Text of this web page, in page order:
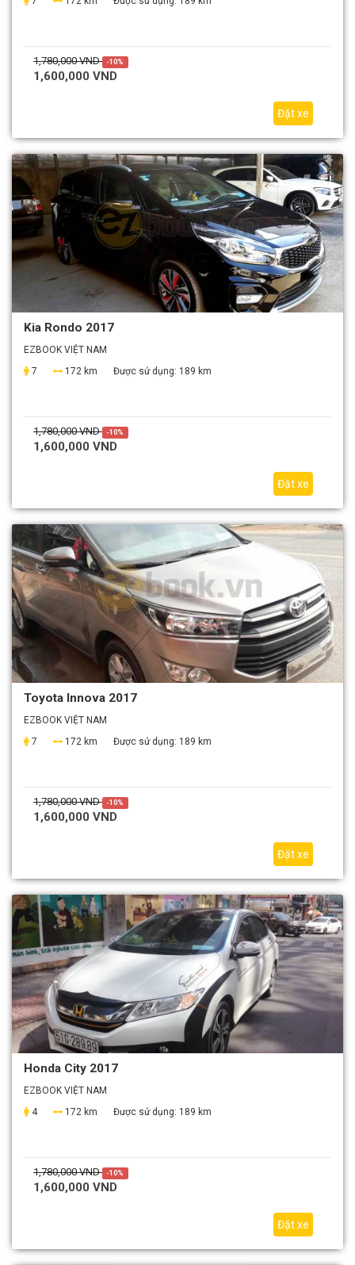
1,780,000 VND -10%
1,600,000 VND
Đặt xe
Kia Rondo 2017
EZBOOK VIỆT NAM
7
172 km Được sử dụng: 189 km
1,780,000 VND -10%
1,600,000 VND
Đặt xe
Toyota Innova 2017
EZBOOK VIỆT NAM
7
172 km Được sử dụng: 189 km
1,780,000 VND -10%
1,600,000 VND
Đặt xe
Honda City 2017
EZBOOK VIỆT NAM
4
172 km Được sử dụng: 189 km
1,780,000 VND -10%
1,600,000 VND
Đặt xe